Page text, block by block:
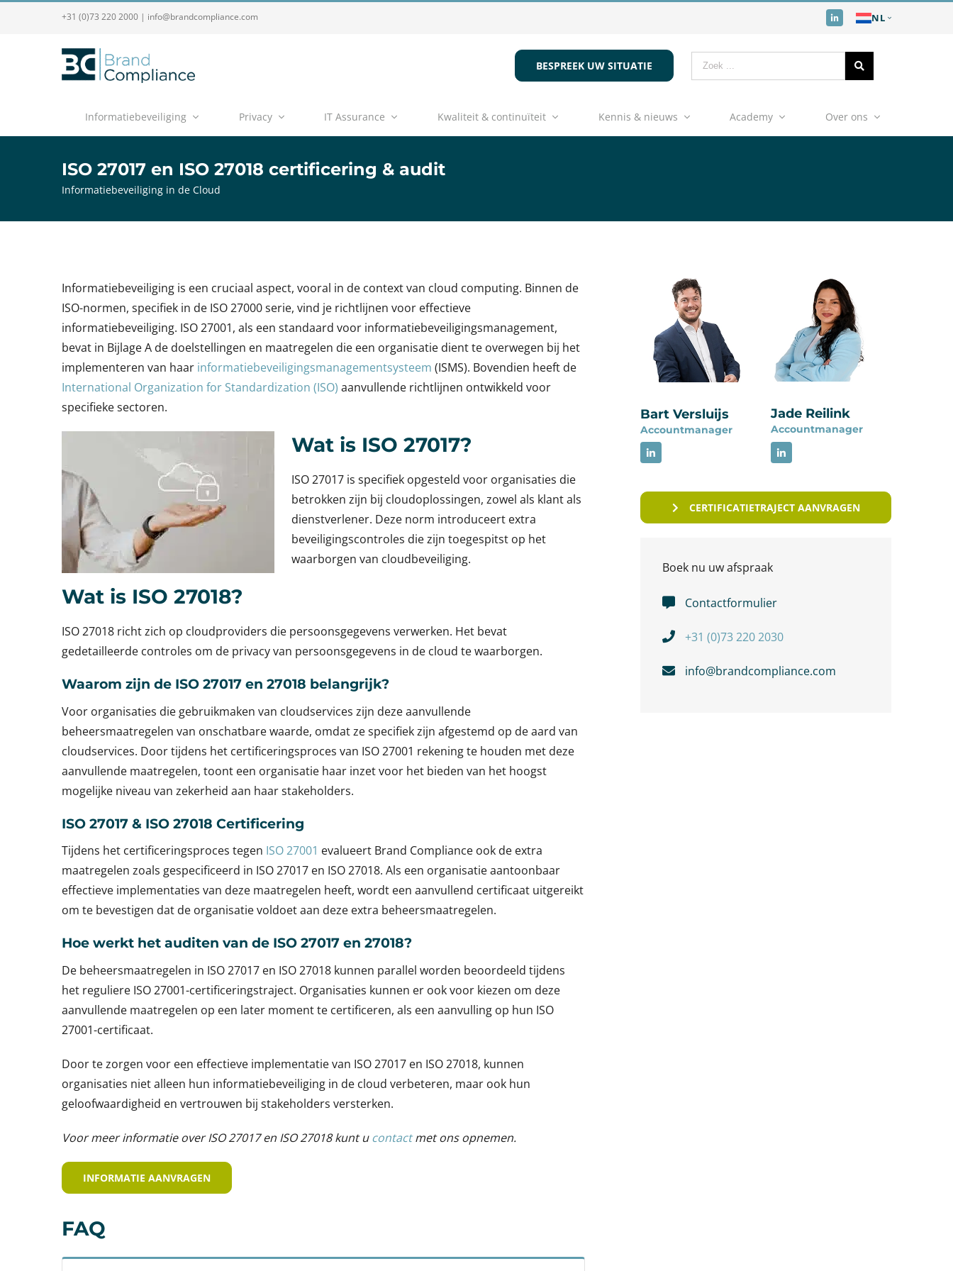
+31 (0)73 220 2000 | info@brandcompliance.com NL
BESPREEK UW SITUATIE
Informatiebeveiliging Privacy IT Assurance Kwaliteit & continuïteit Kennis & nieuws Academy Over ons
ISO 27017 en ISO 27018 certificering & audit
Informatiebeveiliging in de Cloud
Informatiebeveiliging is een cruciaal aspect, vooral in de context van cloud computing. Binnen de
ISO-normen, specifiek in de ISO 27000 serie, vind je richtlijnen voor effectieve
informatiebeveiliging. ISO 27001, als een standaard voor informatiebeveiligingsmanagement,
bevat in Bijlage A de doelstellingen en maatregelen die een organisatie dient te overwegen bij het
implementeren van haar informatiebeveiligingsmanagementsysteem (ISMS). Bovendien heeft de
International Organization for Standardization (ISO) aanvullende richtlijnen ontwikkeld voor
specifieke sectoren.
Wat is ISO 27017?
ISO 27017 is specifiek opgesteld voor organisaties die
betrokken zijn bij cloudoplossingen, zowel als klant als
dienstverlener. Deze norm introduceert extra
beveiligingscontroles die zijn toegespitst op het
waarborgen van cloudbeveiliging.
Wat is ISO 27018?
ISO 27018 richt zich op cloudproviders die persoonsgegevens verwerken. Het bevat
gedetailleerde controles om de privacy van persoonsgegevens in de cloud te waarborgen.
Waarom zijn de ISO 27017 en 27018 belangrijk?
Voor organisaties die gebruikmaken van cloudservices zijn deze aanvullende
beheersmaatregelen van onschatbare waarde, omdat ze specifiek zijn afgestemd op de aard van
cloudservices. Door tijdens het certificeringsproces van ISO 27001 rekening te houden met deze
aanvullende maatregelen, toont een organisatie haar inzet voor het bieden van het hoogst
mogelijke niveau van zekerheid aan haar stakeholders.
ISO 27017 & ISO 27018 Certificering
Tijdens het certificeringsproces tegen ISO 27001 evalueert Brand Compliance ook de extra
maatregelen zoals gespecificeerd in ISO 27017 en ISO 27018. Als een organisatie aantoonbaar
effectieve implementaties van deze maatregelen heeft, wordt een aanvullend certificaat uitgereikt
om te bevestigen dat de organisatie voldoet aan deze extra beheersmaatregelen.
Hoe werkt het auditen van de ISO 27017 en 27018?
De beheersmaatregelen in ISO 27017 en ISO 27018 kunnen parallel worden beoordeeld tijdens
het reguliere ISO 27001-certificeringstraject. Organisaties kunnen er ook voor kiezen om deze
aanvullende maatregelen op een later moment te certificeren, als een aanvulling op hun ISO
27001-certificaat.
Door te zorgen voor een effectieve implementatie van ISO 27017 en ISO 27018, kunnen
organisaties niet alleen hun informatiebeveiliging in de cloud verbeteren, maar ook hun
geloofwaardigheid en vertrouwen bij stakeholders versterken.
Voor meer informatie over ISO 27017 en ISO 27018 kunt ucontactmet ons opnemen.
INFORMATIE AANVRAGEN
FAQ
Bart Versluijs
Accountmanager
Jade Reilink
Accountmanager
CERTIFICATIETRAJECT AANVRAGEN
Boek nu uw afspraak
Contactformulier
+31 (0)73 220 2030
info@brandcompliance.com